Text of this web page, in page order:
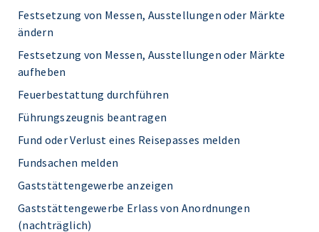
Festsetzung von Messen, Ausstellungen oder Märkte
ändern
Festsetzung von Messen, Ausstellungen oder Märkte
aufheben
Feuerbestattung durchführen
Führungszeugnis beantragen
Fund oder Verlust eines Reisepasses melden
Fundsachen melden
Gaststättengewerbe anzeigen
Gaststättengewerbe Erlass von Anordnungen
(nachträglich)